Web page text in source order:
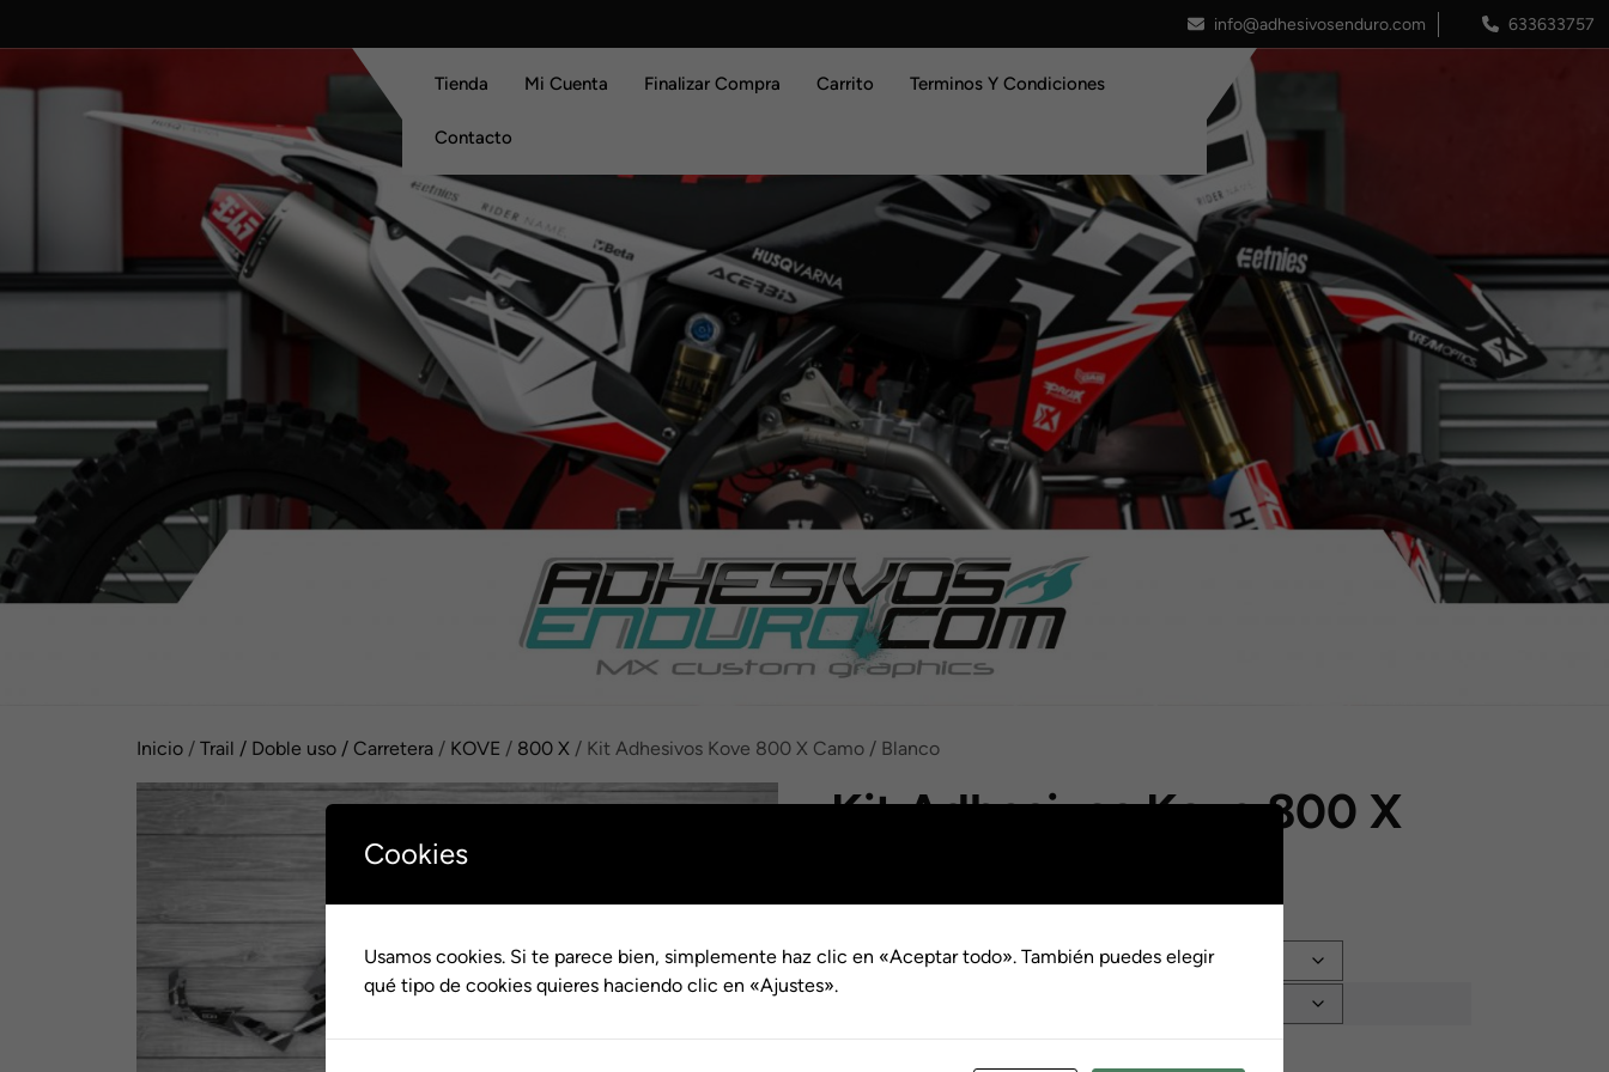
info@adhesivosenduro.com 633633757
Tienda Mi Cuenta Finalizar Compra Carrito Terminos Y Condiciones
Contacto
Inicio / Trail / Doble uso / Carretera / KOVE / 800 X / Kit Adhesivos Kove 800 X Camo / Blanco
Kit Adhesivos Kove 800 X
de
Acabado
Cookies
Usamos cookies. Si te parece bien, simplemente haz clic en «Aceptar todo». También puedes elegir
qué tipo de cookies quieres haciendo clic en «Ajustes».